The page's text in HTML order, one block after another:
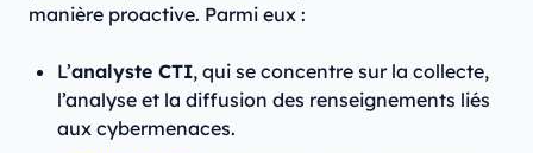
manière proactive. Parmi eux :
L’analyste CTI, qui se concentre sur la collecte,
l’analyse et la diffusion des renseignements liés
aux cybermenaces.